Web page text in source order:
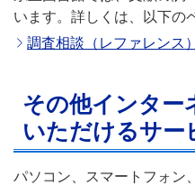
います。詳しくは、以下の
調査相談（レファレンス）
その他インター
いただけるサー
パソコン、スマートフォン